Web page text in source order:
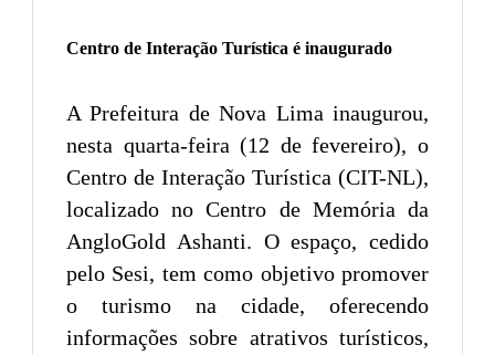
Centro de Interação Turística é inaugurado
A Prefeitura de Nova Lima inaugurou,
nesta quarta-feira (12 de fevereiro), o
Centro de Interação Turística (CIT-NL),
localizado no Centro de Memória da
AngloGold Ashanti. O espaço, cedido
pelo Sesi, tem como objetivo promover
o turismo na cidade, oferecendo
informações sobre atrativos turísticos,